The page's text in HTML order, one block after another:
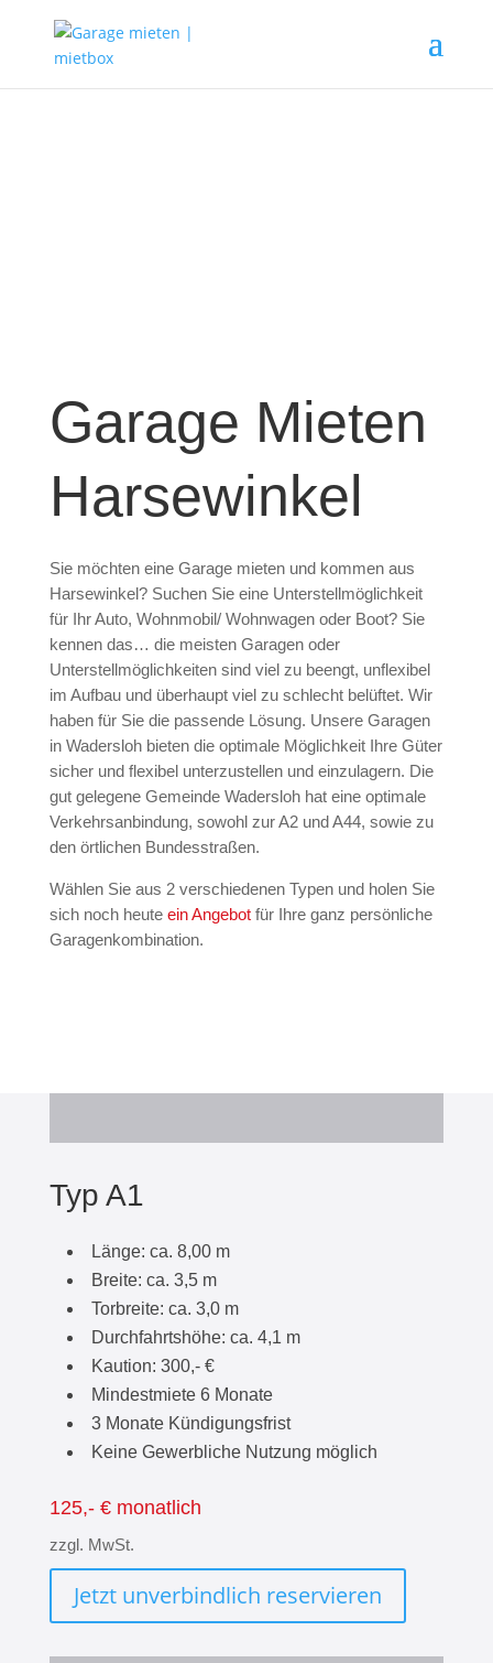
Garage Mieten
Harsewinkel
Sie möchten eine Garage mieten und kommen aus
Harsewinkel? Suchen Sie eine Unterstellmöglichkeit
für Ihr Auto, Wohnmobil/ Wohnwagen oder Boot? Sie
kennen das… die meisten Garagen oder
Unterstellmöglichkeiten sind viel zu beengt, unflexibel
im Aufbau und überhaupt viel zu schlecht belüftet. Wir
haben für Sie die passende Lösung. Unsere Garagen
in Wadersloh bieten die optimale Möglichkeit Ihre Güter
sicher und flexibel unterzustellen und einzulagern. Die
gut gelegene Gemeinde Wadersloh hat eine optimale
Verkehrsanbindung, sowohl zur A2 und A44, sowie zu
den örtlichen Bundesstraßen.
Wählen Sie aus 2 verschiedenen Typen und holen Sie
sich noch heute ein Angebotfür Ihre ganz persönliche
Garagenkombination.
Typ A1
Länge: ca. 8,00 m
Breite: ca. 3,5 m
Torbreite: ca. 3,0 m
Durchfahrtshöhe: ca. 4,1 m
Kaution: 300,- €
Mindestmiete 6 Monate
3 Monate Kündigungsfrist
Keine Gewerbliche Nutzung möglich
125,- € monatlich
zzgl. MwSt.
Jetzt unverbindlich reservieren